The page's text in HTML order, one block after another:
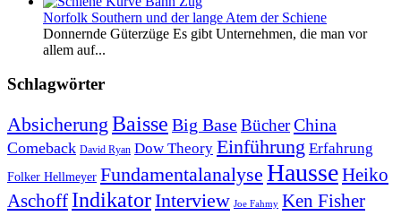
Norfolk Southern und der lange Atem der Schiene
Donnernde Güterzüge Es gibt Unternehmen, die man vor
allem auf...
Schlagwörter
Absicherung Baisse Big BaseBücherChina
Comeback David Ryan Dow Theory Einführung Erfahrung
Folker Hellmeyer Fundamentalanalyse HausseHeiko
Aschoff IndikatorInterview Joe Fahmy Ken Fisher